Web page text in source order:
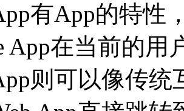
有App的特性
App在当前的用
则可以像传